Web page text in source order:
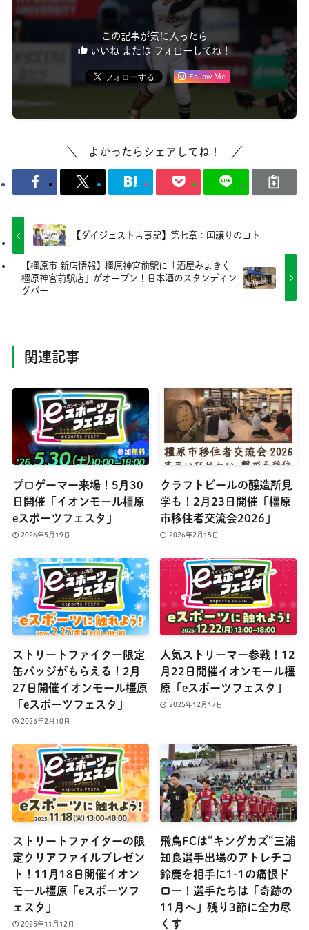
この記事が気に入ったら
いいね または フォローしてね！
Follow Me
よかったらシェアしてね！
【ダイジェスト古事記】第七章：国譲りのコト
【橿原市 新店情報】橿原神宮前駅に「酒屋みよきく
橿原神宮前駅店」がオープン！日本酒のスタンディン
グバー
関連記事
プロゲーマー来場！5月30
日開催「イオンモール橿原
eスポーツフェスタ」
2026年5月19日
クラフトビールの醸造所見
学も！2月23日開催「橿原
市移住者交流会2026」
2026年2月15日
ストリートファイター限定
缶バッジがもらえる！2月
27日開催イオンモール橿原
「eスポーツフェスタ」
2026年2月10日
人気ストリーマー参戦！12
月22日開催イオンモール橿
原「eスポーツフェスタ」
2025年12月17日
ストリートファイターの限
定クリアファイルプレゼン
ト！11月18日開催イオン
モール橿原「eスポーツフ
ェスタ」
2025年11月12日
飛鳥FCは“キングカズ“三浦
知良選手出場のアトレチコ
鈴鹿を相手に1-1の痛恨ド
ロー！選手たちは「奇跡の
11月へ」残り3節に全力尽
くす